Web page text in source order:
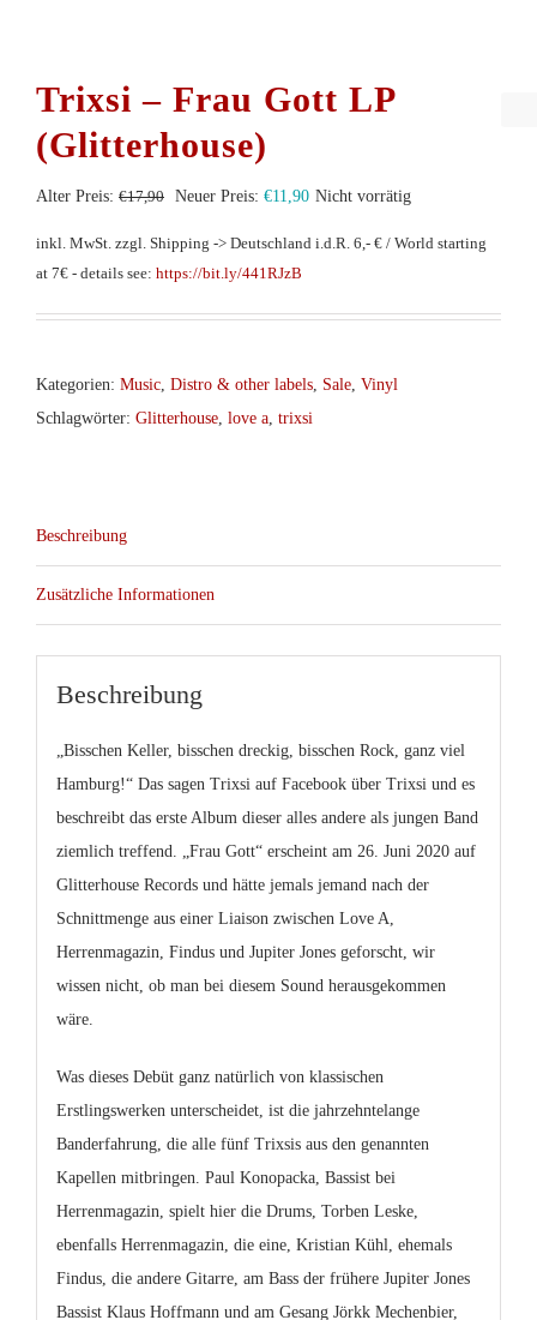
Trixsi – Frau Gott LP
(Glitterhouse)
Alter Preis: €17,90 Ursprünglicher
Neuer Preis: €11,90Aktueller
Nicht vorrätig
inkl. MwSt. zzgl. Shipping -> Deutschland i.d.R. 6,- € / World starting
at 7€ - details see: https://bit.ly/441RJzB
Kategorien: Music Distro & other labels Sale Vinyl
Schlagwörter: Glitterhouse love a trixsi
Beschreibung
Zusätzliche Informationen
Beschreibung
„Bisschen Keller, bisschen dreckig, bisschen Rock, ganz viel
Hamburg!“ Das sagen Trixsi auf Facebook über Trixsi und es
beschreibt das erste Album dieser alles andere als jungen Band
ziemlich treffend. „Frau Gott“ erscheint am 26. Juni 2020 auf
Glitterhouse Records und hätte jemals jemand nach der
Schnittmenge aus einer Liaison zwischen Love A,
Herrenmagazin, Findus und Jupiter Jones geforscht, wir
wissen nicht, ob man bei diesem Sound herausgekommen
wäre.
Was dieses Debüt ganz natürlich von klassischen
Erstlingswerken unterscheidet, ist die jahrzehntelange
Banderfahrung, die alle fünf Trixsis aus den genannten
Kapellen mitbringen. Paul Konopacka, Bassist bei
Herrenmagazin, spielt hier die Drums, Torben Leske,
ebenfalls Herrenmagazin, die eine, Kristian Kühl, ehemals
Findus, die andere Gitarre, am Bass der frühere Jupiter Jones
Bassist Klaus Hoffmann und am Gesang Jörkk Mechenbier,